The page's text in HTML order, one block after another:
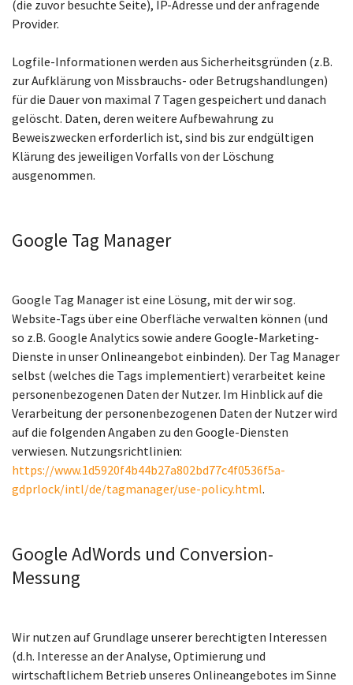
(die zuvor besuchte Seite), IP-Adresse und der anfragende
Provider.
Logfile-Informationen werden aus Sicherheitsgründen (z.B.
zur Aufklärung von Missbrauchs- oder Betrugshandlungen)
für die Dauer von maximal 7 Tagen gespeichert und danach
gelöscht. Daten, deren weitere Aufbewahrung zu
Beweiszwecken erforderlich ist, sind bis zur endgültigen
Klärung des jeweiligen Vorfalls von der Löschung
ausgenommen.
Google Tag Manager
Google Tag Manager ist eine Lösung, mit der wir sog.
Website-Tags über eine Oberfläche verwalten können (und
so z.B. Google Analytics sowie andere Google-Marketing-
Dienste in unser Onlineangebot einbinden). Der Tag Manager
selbst (welches die Tags implementiert) verarbeitet keine
personenbezogenen Daten der Nutzer. Im Hinblick auf die
Verarbeitung der personenbezogenen Daten der Nutzer wird
auf die folgenden Angaben zu den Google-Diensten
verwiesen. Nutzungsrichtlinien:
https://www.1d5920f4b44b27a802bd77c4f0536f5a-
gdprlock/intl/de/tagmanager/use-policy.html.
Google AdWords und Conversion-
Messung
Wir nutzen auf Grundlage unserer berechtigten Interessen
(d.h. Interesse an der Analyse, Optimierung und
wirtschaftlichem Betrieb unseres Onlineangebotes im Sinne